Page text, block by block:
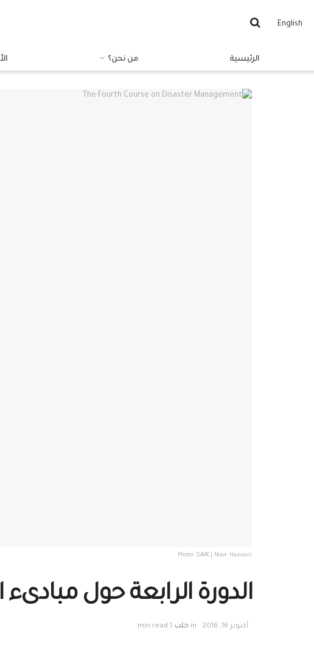
English
الرئيسية من نحن؟
Photo: SARC| Noor Hazouri
الدورة الرابعة حول مبادىء
أكتوبر 16, 2016 in حلب 1 min read